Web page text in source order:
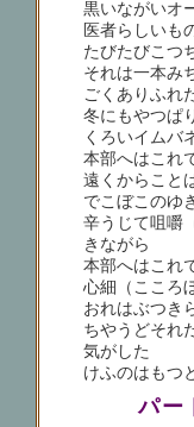
黒いながいオ
医者らしいも
たびたびこつ
それは一本み
ごくありふれ
冬にもやつぱ
くろいイムバ
本部へはこれ
遠くからこと
でこぼこのゆ
辛うじて咀嚼
きながら
本部へはこれ
心細（こころ
おれはぶつき
ちやうどそれ
気がした
けふのはもつ
パート